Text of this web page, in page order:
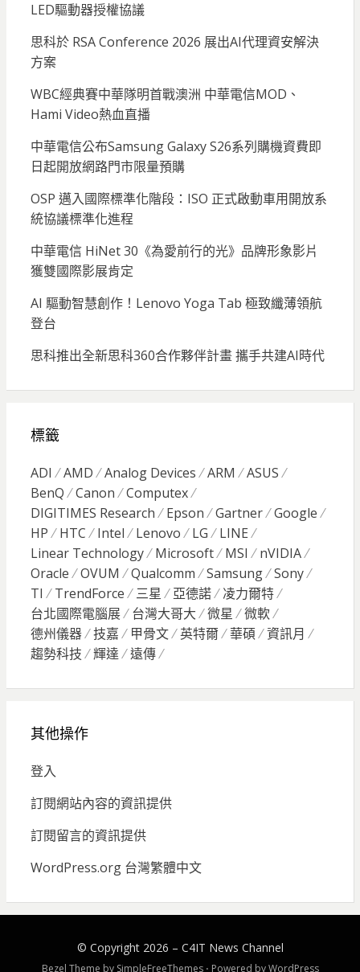
LED驅動器授權協議
思科於 RSA Conference 2026 展出AI代理資安解決
方案
WBC經典賽中華隊明首戰澳洲 中華電信MOD、
Hami Video熱血直播
中華電信公布Samsung Galaxy S26系列購機資費即
日起開放網路門市限量預購
OSP 邁入國際標準化階段：ISO 正式啟動車用開放系
統協議標準化進程
中華電信 HiNet 30《為愛前行的光》品牌形象影片
獲雙國際影展肯定
AI 驅動智慧創作！Lenovo Yoga Tab 極致纖薄領航
登台
思科推出全新思科360合作夥伴計畫 攜手共建AI時代
標籤
ADI AMD Analog Devices ARM
ASUS
BenQ
Canon
Computex
DIGITIMES Research
Epson Gartner
Google
HP
HTC Intel Lenovo LG
LINE
Linear Technology
Microsoft MSI
nVIDIA
Oracle
OVUM Qualcomm Samsung
Sony
TI
TrendForce 三星 亞德諾
凌力爾特
台北國際電腦展
台灣大哥大 微星
微軟
德州儀器
技嘉 甲骨文 英特爾 華碩
資訊月
趨勢科技
輝達 遠傳
其他操作
登入
訂閱網站內容的資訊提供
訂閱留言的資訊提供
WordPress.org 台灣繁體中文
© Copyright 2026 – C4IT News Channel
Bezel Theme by SimpleFreeThemes ⋅ Powered byWordPress